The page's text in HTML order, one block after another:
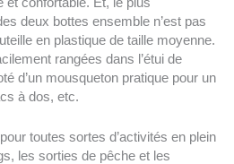
deux bottes ensemble n’est pas
en plastique de taille moyenne.
rangées dans l’étui de
d’un mousqueton pratique pour un
à dos, etc.
toutes sortes d’activités en plein
les sorties de pêche et les